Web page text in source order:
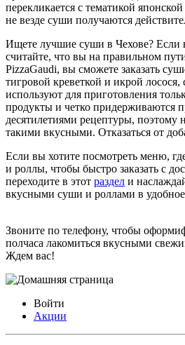
перекликается с тематикой
не везде суши получаются
Ищете лучшие суши в Чехове? Если
считайте, что вы на правильном
PizzaGaudi, вы сможете заказать
тигровой креветкой и икрой
используют для приготовления
продукты и четко придерживаются
десятилетиями рецептуры,
такими вкусными. Отказаться от
Если вы хотите посмотреть меню,
и роллы, чтобы быстро заказать с
переходите в этот раздел и
вкусными суши и роллами в удобное
Звоните по телефону, чтобы
полчаса лакомиться вкусными
Ждем вас!
Войти
Акции